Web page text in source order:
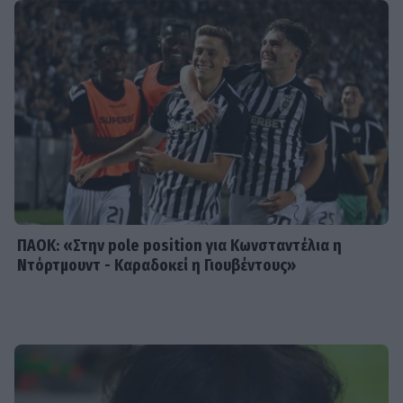
που κατέκτησε τα πλατό, τα
καλλιστεία και τις καρδιές μας
GOSSIP SPECIALS
8 Αυγούστου 2017: Σαν σήμερα
σίγησε η βελούδινη φωνή της
Αρλέτας
ΠΑΟΚ: «Στην pole position για Κωνσταντέλια η
Ντόρτμουντ - Καραδοκεί η Γιουβέντους»